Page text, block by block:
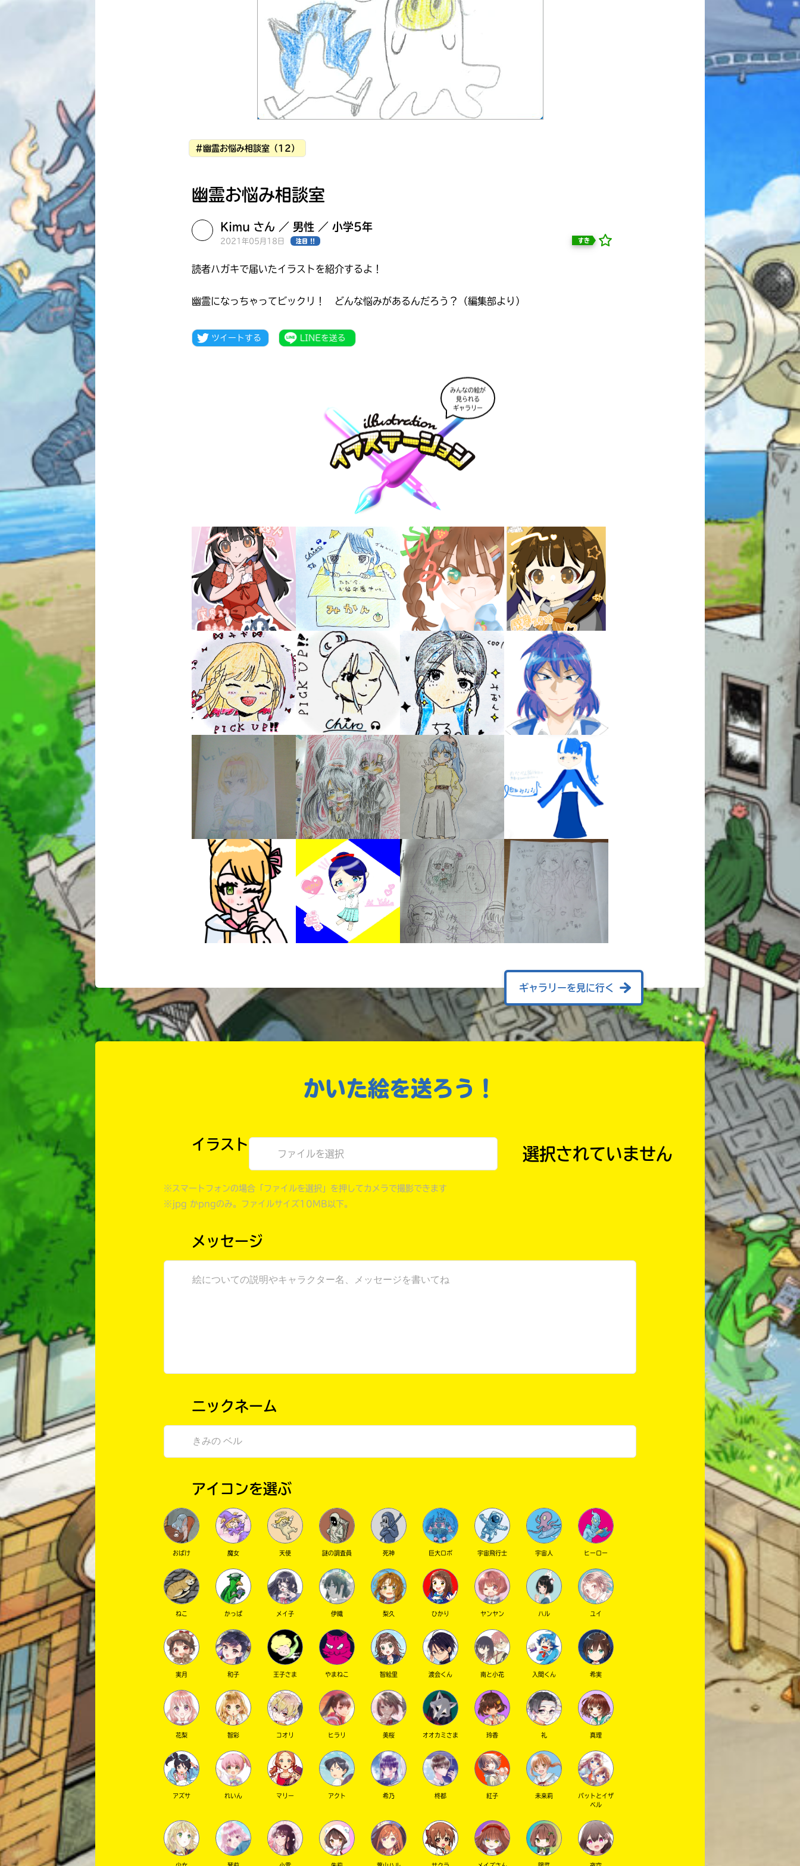
読みたい本が
見つかる
大人気
キミノラジオ配信中！
みんなの絵が
書店に届いた
みんなからのお手紙が
読める
このマチのことを
もっと知りたい
キミに
キーワードから探す
SNSでシェアする
幽霊お悩み相談室
#幽霊お悩み相談室（12）
Kimu さん ／ 男性 ／ 小学5年
2021年05月18日 注目 !! すき
読者ハガキで届いたイラストを紹介するよ！
幽霊になっちゃってビックリ！ どんな悩みがあるんだろう？（編集部より）
みんなの絵が
見られる
ギャラリー
ギャラリーを見に行く
かいた絵を送ろう！
イラスト
ファイルを選択
※スマートフォンの場合「ファイルを選択」を押してカメラで撮影できます
※jpg かpngのみ。ファイルサイズ10MB以下。
メッセージ
ニックネーム
アイコンを選ぶ
おばけ 魔女 天使 謎の調査員 死神 巨大ロボ 宇宙飛行士 宇宙人 ヒーロー
ねこ かっぱ メイ子 伊織 梨久 ひかり ヤンヤン ハル ユイ
実月 和子 王子さま やまねこ 智絵里 渡会くん 南と小花 入間くん 希実
花梨 智彩 コオリ ヒラリ 美桜 オオカミさま 玲香 礼 真理
アズサ れいん マリー アクト 希乃 柊都 紅子 未来莉
パットとイザ
ベル
力
内
容
ラ
ー
も
う
て
み